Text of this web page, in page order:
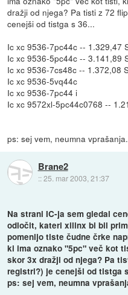
dražji od njega? Pa tisti z 72
cenejši od tistga s 36...
Ic xc 9536-7pc44c -- 1.329,47
Ic xc 9536-5pc44c -- 3.141,89
Ic xc 9536-7cs48c -- 1.372,08
Ic xc 9536-5vq44c
Ic xc 9536-7pc44 i
Ic xc 9572xl-5pc44c0768 --
ps: sej vem, neumna
Brane2
::25. mar 2003, 21:37
Na strani IC-ja sem gledal
odločit, kateri xilinx bi bil
pomenijo tiste čudne črke
ki ima oznako "5pc" več kot
skor 3x dražji od njega? Pa
registri?) je cenejši od tistga
ps: sej vem, neumna